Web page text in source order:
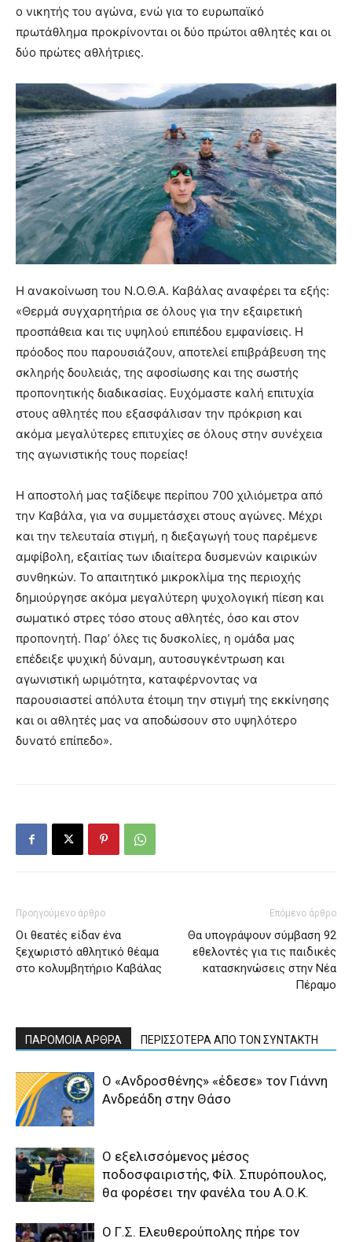
ο νικητής του αγώνα, ενώ για το ευρωπαϊκό
πρωτάθλημα προκρίνονται οι δύο πρώτοι αθλητές και οι
δύο πρώτες αθλήτριες.
Η ανακοίνωση του Ν.Ο.Θ.Α. Καβάλας αναφέρει τα εξής:
«Θερμά συγχαρητήρια σε όλους για την εξαιρετική
προσπάθεια και τις υψηλού επιπέδου εμφανίσεις. Η
πρόοδος που παρουσιάζουν, αποτελεί επιβράβευση της
σκληρής δουλειάς, της αφοσίωσης και της σωστής
προπονητικής διαδικασίας. Ευχόμαστε καλή επιτυχία
στους αθλητές που εξασφάλισαν την πρόκριση και
ακόμα μεγαλύτερες επιτυχίες σε όλους στην συνέχεια
της αγωνιστικής τους πορείας!
Η αποστολή μας ταξίδεψε περίπου 700 χιλιόμετρα από
την Καβάλα, για να συμμετάσχει στους αγώνες. Μέχρι
και την τελευταία στιγμή, η διεξαγωγή τους παρέμενε
αμφίβολη, εξαιτίας των ιδιαίτερα δυσμενών καιρικών
συνθηκών. Το απαιτητικό μικροκλίμα της περιοχής
δημιούργησε ακόμα μεγαλύτερη ψυχολογική πίεση και
σωματικό στρες τόσο στους αθλητές, όσο και στον
προπονητή. Παρ’ όλες τις δυσκολίες, η ομάδα μας
επέδειξε ψυχική δύναμη, αυτοσυγκέντρωση και
αγωνιστική ωριμότητα, καταφέρνοντας να
παρουσιαστεί απόλυτα έτοιμη την στιγμή της εκκίνησης
και οι αθλητές μας να αποδώσουν στο υψηλότερο
δυνατό επίπεδο».
Προηγούμενο άρθρο
Οι θεατές είδαν ένα
ξεχωριστό αθλητικό θέαμα
στο κολυμβητήριο Καβάλας
Επόμενο άρθρο
Θα υπογράψουν σύμβαση 92
εθελοντές για τις παιδικές
κατασκηνώσεις στην Νέα
Πέραμο
ΠΑΡΟΜΟΙΑ ΑΡΘΡΑ ΠΕΡΙΣΣΟΤΕΡΑ ΑΠΟ ΤΟΝ ΣΥΝΤΑΚΤΗ
Ο «Ανδροσθένης» «έδεσε» τον Γιάννη
Ανδρεάδη στην Θάσο
Ο εξελισσόμενος μέσος
ποδοσφαιριστής, Φίλ. Σπυρόπουλος,
θα φορέσει την φανέλα του Α.Ο.Κ.
Ο Γ.Σ. Ελευθερούπολης πήρε τον